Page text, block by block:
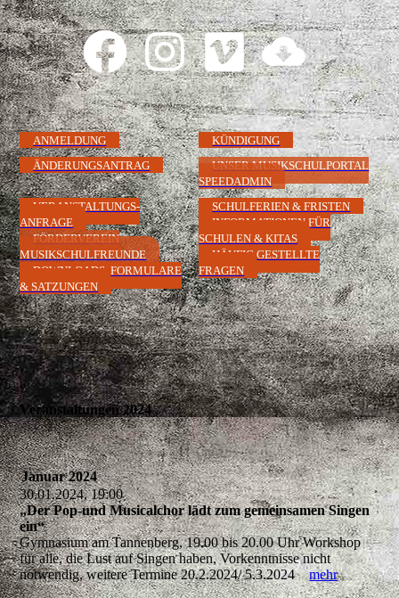
ANMELDUNG
KÜNDIGUNG
ÄNDERUNGSANTRAG
UNSER MUSIKSCHULPORTAL
SPEEDADMIN
VERANSTALTUNGS-
ANFRAGE
FÖRDERVEREIN
MUSIKSCHULFREUNDE
DOWNLOADS, FORMULARE
& SATZUNGEN
SCHULFERIEN & FRISTEN
INFORMATIONEN FÜR
SCHULEN & KITAS
HÄUFIG GESTELLTE
FRAGEN
Veranstaltungen 2024
Januar 2024
30.01.2024, 19:00
„Der Pop-und Musicalchor lädt zum gemeinsamen Singen
ein“
Gymnasium am Tannenberg, 19.00 bis 20.00 Uhr Workshop
für alle, die Lust auf Singen haben, Vorkenntnisse nicht
notwendig, weitere Termine 20.2.2024/ 5.3.2024mehr